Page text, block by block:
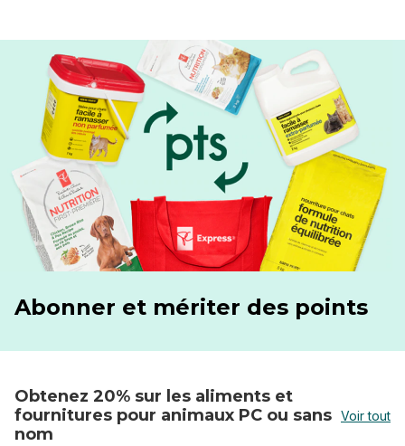
Abonner et mériter des points
Obtenez 20% sur les aliments et
fournitures pour animaux PC ou sans
nom
Voir tout